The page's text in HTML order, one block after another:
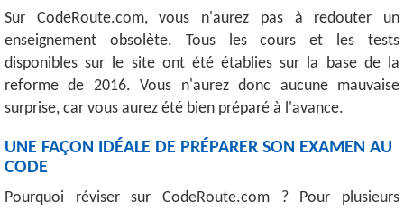
Sur CodeRoute.com, vous n'aurez pas à redouter un
enseignement obsolète. Tous les cours et les tests
disponibles sur le site ont été établies sur la base de la
reforme de 2016. Vous n'aurez donc aucune mauvaise
surprise, car vous aurez été bien préparé à l'avance.
UNE FAÇON IDÉALE DE PRÉPARER SON EXAMEN AU
CODE
Pourquoi réviser sur CodeRoute.com ? Pour plusieurs